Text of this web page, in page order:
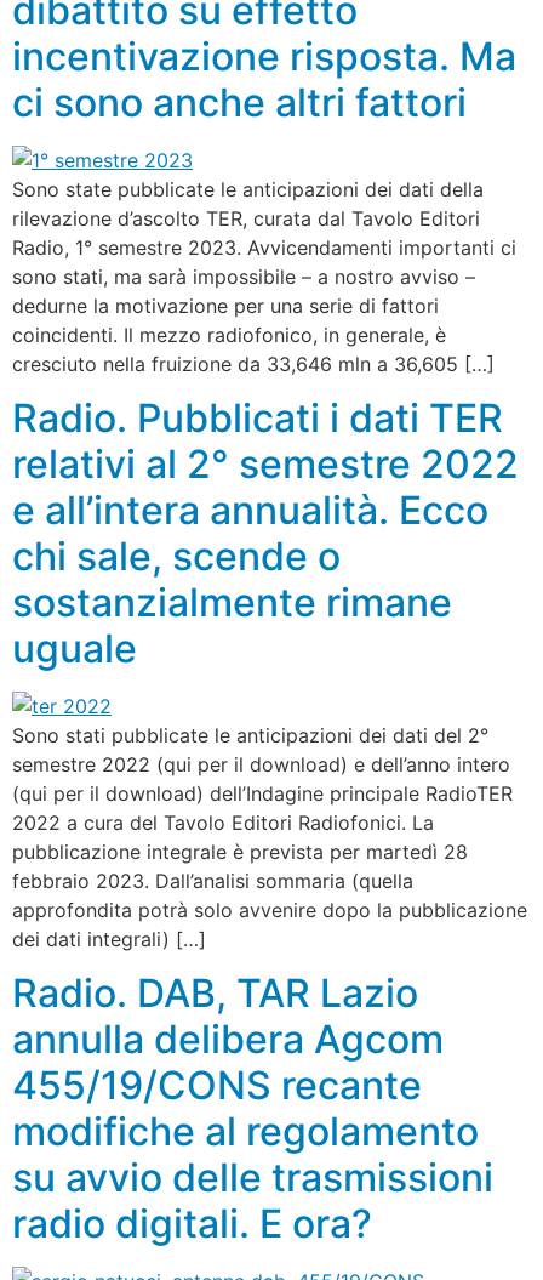
dibattito su effetto
incentivazione risposta. Ma
ci sono anche altri fattori
Sono state pubblicate le anticipazioni dei dati della
rilevazione d’ascolto TER, curata dal Tavolo Editori
Radio, 1° semestre 2023. Avvicendamenti importanti ci
sono stati, ma sarà impossibile – a nostro avviso –
dedurne la motivazione per una serie di fattori
coincidenti. Il mezzo radiofonico, in generale, è
cresciuto nella fruizione da 33,646 mln a 36,605 […]
Radio. Pubblicati i dati TER
relativi al 2° semestre 2022
e all’intera annualità. Ecco
chi sale, scende o
sostanzialmente rimane
uguale
Sono stati pubblicate le anticipazioni dei dati del 2°
semestre 2022 (qui per il download) e dell’anno intero
(qui per il download) dell’Indagine principale RadioTER
2022 a cura del Tavolo Editori Radiofonici. La
pubblicazione integrale è prevista per martedì 28
febbraio 2023. Dall’analisi sommaria (quella
approfondita potrà solo avvenire dopo la pubblicazione
dei dati integrali) […]
Radio. DAB, TAR Lazio
annulla delibera Agcom
455/19/CONS recante
modifiche al regolamento
su avvio delle trasmissioni
radio digitali. E ora?